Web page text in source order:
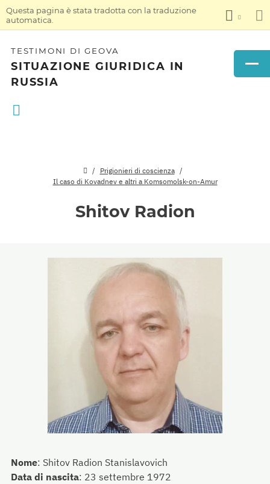
Questa pagina è stata tradotta con la traduzione
automatica.
TESTIMONI DI GEOVA
SITUAZIONE GIURIDICA IN
RUSSIA
Prigionieri di coscienza
Il caso di Kovadnev e altri a Komsomolsk-on-Amur
Shitov Radion
Nome: Shitov Radion Stanislavovich
Data di nascita: 23 settembre 1972